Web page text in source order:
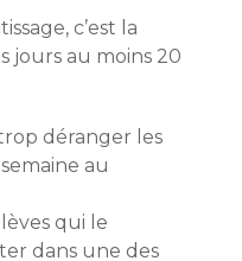
c’est la
jours au moins 20
déranger les
au
qui le
dans une des